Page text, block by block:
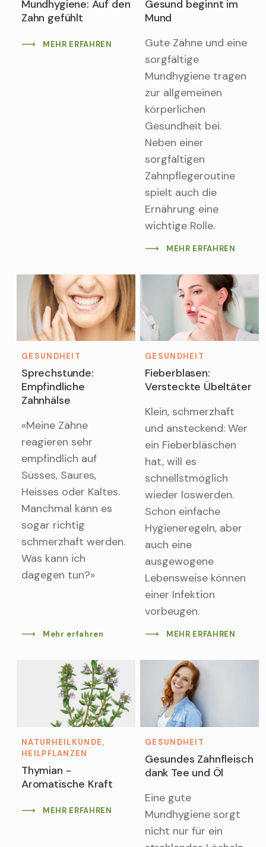
Mundhygiene: Auf den
Zahn gefühlt
MEHR ERFAHREN
Gesund beginnt im
Mund
Gute Zähne und eine
sorgfältige
Mundhygiene tragen
zur allgemeinen
körperlichen
Gesundheit bei.
Neben einer
sorgfältigen
Zahnpflegeroutine
spielt auch die
Ernährung eine
wichtige Rolle.
MEHR ERFAHREN
GESUNDHEIT
Sprechstunde:
Empfindliche
Zahnhälse
«Meine Zähne
reagieren sehr
empfindlich auf
Süsses, Saures,
Heisses oder Kaltes.
Manchmal kann es
sogar richtig
schmerzhaft werden.
Was kann ich
dagegen tun?»
Mehr erfahren
GESUNDHEIT
Fieberblasen:
Versteckte Übeltäter
Klein, schmerzhaft
und ansteckend: Wer
ein Fieberbläschen
hat, will es
schnellstmöglich
wieder loswerden.
Schon einfache
Hygieneregeln, aber
auch eine
ausgewogene
Lebensweise können
einer Infektion
vorbeugen.
MEHR ERFAHREN
NATURHEILKUNDE,
HEILPFLANZEN
Thymian -
Aromatische Kraft
MEHR ERFAHREN
GESUNDHEIT
Gesundes Zahnfleisch
dank Tee und Öl
Eine gute
Mundhygiene sorgt
nicht nur für ein